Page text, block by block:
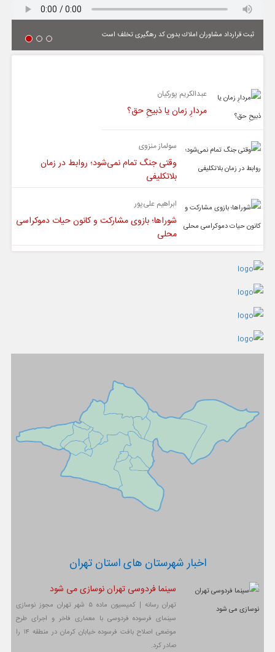
ثبت قرارداد مشاوران املاك بدون كد رهگیری تخلف است
عبدالکریم پورکیان
مردارِ زمان یا ذبیحِ حق؟
سولماز منزوی
وقتی جنگ تمام نمی‌شود؛ روابط در زمان
بلاتکلیفی
ابراهیم علی‌پور
شوراها؛ بازوی مشارکت و کانون حیات دموکراسی
محلی
اخبار شهرستان های استان تهران
سینما فردوسی تهران نوسازی می شود
تهران رسانه | کمیسیون ماده ۵ شهر تهران مجوز نوسازی
سینمای فرسوده فردوسی با معماری فاخر و اجرای طرح
موضعی اصلاح بافت فرسوده خیابان کرمان در منطقه ۱۴ را
صادر کرد.